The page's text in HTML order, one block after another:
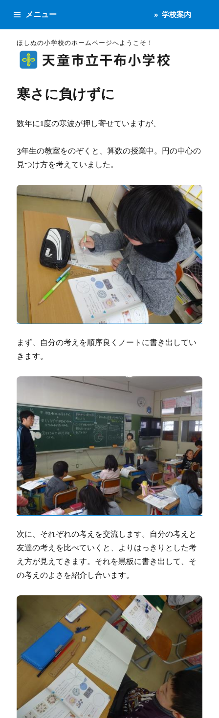
ほしぬの小学校のホームページへようこそ！
メニュー 学校案内
寒さに負けずに
数年に1度の寒波が押し寄せていますが、
3年生の教室をのぞくと、算数の授業中。円の中心の
見つけ方を考えていました。
まず、自分の考えを順序良くノートに書き出してい
きます。
次に、それぞれの考えを交流します。自分の考えと
友達の考えを比べていくと、よりはっきりとした考
え方が見えてきます。それを黒板に書き出して、そ
の考えのよさを紹介し合います。